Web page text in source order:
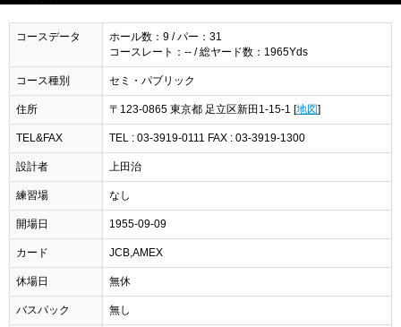
コースデータ
ホール数：9 / パー：31
コースレート：-- / 総ヤード数：1965Yds
コース種別 セミ・パブリック
住所 〒123-0865 東京都 足立区新田1-15-1 [ 地図
TEL&FAX TEL : 03-3919-0111 FAX : 03-3919-1300
設計者 上田治
練習場 なし
開場日 1955-09-09
カード JCB,AMEX
休場日 無休
バスパック 無し